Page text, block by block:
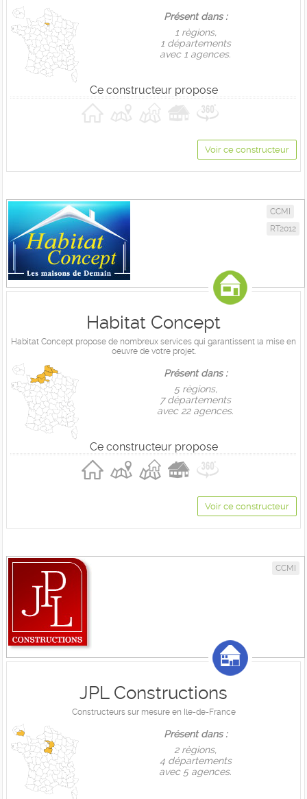
Présent dans :
1 règions,
1 départements
avec 1 agences.
Ce constructeur propose
Voir ce constructeur
CCMI
RT2012
Habitat Concept
Habitat Concept propose de nombreux services qui garantissent la mise en
oeuvre de votre projet.
Présent dans :
5 règions,
7 départements
avec 22 agences.
Ce constructeur propose
Voir ce constructeur
CCMI
JPL Constructions
Constructeurs sur mesure en Ile-de-France
Présent dans :
2 règions,
4 départements
avec 5 agences.